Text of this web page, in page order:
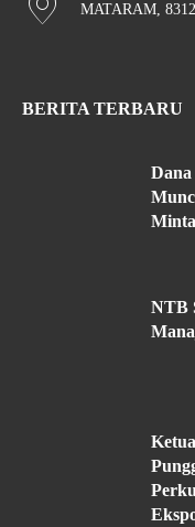
MATARAM,
BERITA TERBARU
NTB